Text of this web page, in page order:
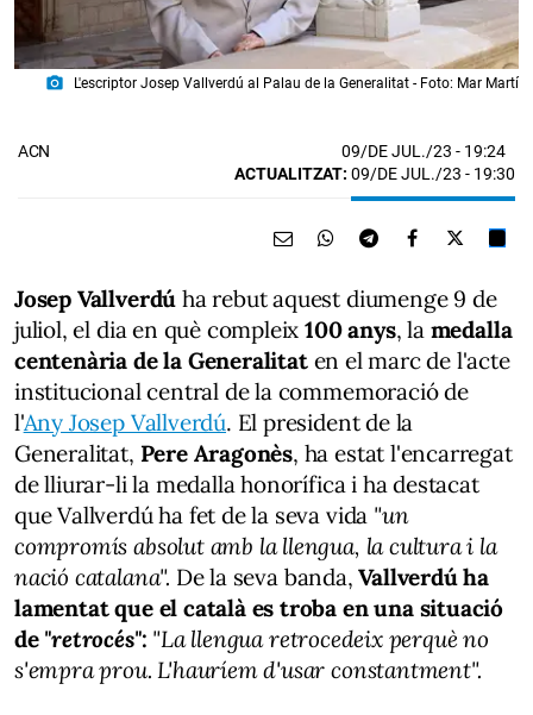
photo_camera L'escriptor Josep Vallverdú al Palau de la Generalitat - Foto: Mar Martí
ACN 09/DE JUL./23 - 19:24
ACTUALITZAT: 09/DE JUL./23 - 19:30
Josep Vallverdú ha rebut aquest diumenge 9 de
juliol, el dia en què compleix100 anys, la medalla
centenària de la Generalitat en el marc de l'acte
institucional central de la commemoració de
l'Any Josep Vallverdú. El president de la
Generalitat, Pere Aragonès, ha estat l'encarregat
de lliurar-li la medalla honorífica i ha destacat
que Vallverdú ha fet de la seva vida "un
compromís absolut amb la llengua, la cultura i la
nació catalana". De la seva banda,Vallverdú ha
lamentat que el català es troba en una situació
de"retrocés": "La llengua retrocedeix perquè no
s'empra prou. L'hauríem d'usar constantment".